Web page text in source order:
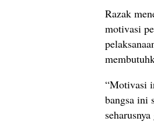
Razak
motivasi
“Motivasi
bangsa ini